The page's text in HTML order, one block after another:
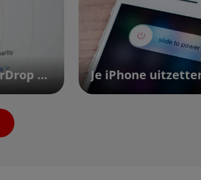
Bestanden delen via AirDrop | Vodafone